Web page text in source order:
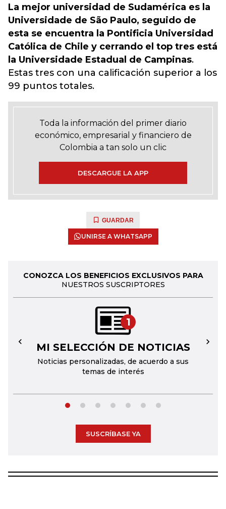
La mejor universidad de Sudamérica es la
Universidade de São Paulo, seguido de
esta se encuentra la Pontificia Universidad
Católica de Chile y cerrando el top tres está
la Universidade Estadual de Campinas.
Estas tres con una calificación superior a los
99 puntos totales.
Toda la información del primer diario
económico, empresarial y financiero de
Colombia a tan solo un clic
DESCARGUE LA APP
GUARDAR
UNIRSE A WHATSAPP
CONOZCA LOS BENEFICIOS EXCLUSIVOS PARA
NUESTROS SUSCRIPTORES
1
MI SELECCIÓN DE NOTICIAS
Noticias personalizadas, de acuerdo a sus
temas de interés
← →
SUSCRÍBASE YA